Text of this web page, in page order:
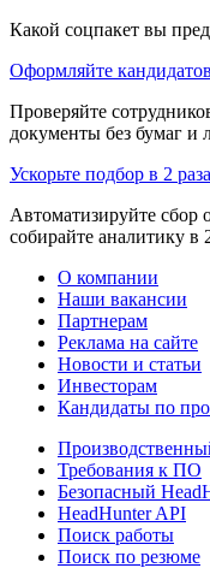
Какой соцпакет вы
Оформляйте
Проверяйте
документы без бумаг и
Ускорьте подбор в 2
Автоматизируйте сбор
собирайте аналитику в
О компании
Наши вакансии
Партнерам
Реклама на сайте
Новости и статьи
Инвесторам
Кандидаты по
Требования к ПО
Безопасный
HeadHunter API
Поиск работы
Поиск по резюме